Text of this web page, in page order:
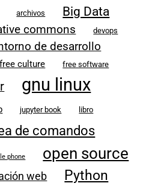
archivos Big Data
commons devops
de desarrollo
free culture free software
gnu linux
jupyter book libro
de comandos
phone open source
web Python